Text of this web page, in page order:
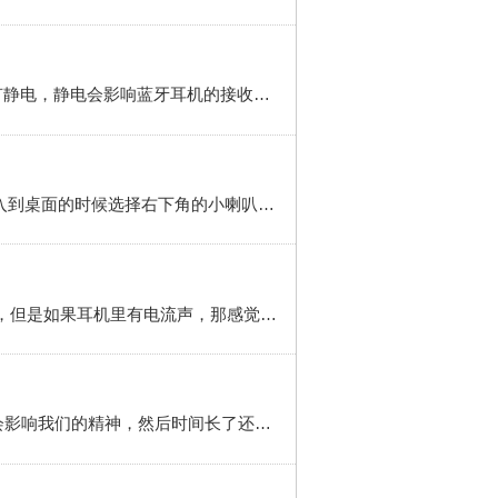
1 1、首先，蓝牙耳机会有电流声，原因1：有静电。 像冬天穿的衣服比较多，相互之间有摩擦，就会导致有静电，静电会影响蓝牙耳机的接收，导致有电流声 2 2、方法：减少穿毛衣类衣物，从而减少产生静电，这样就一定程度上避免蓝牙耳机有电流声 3 3、接入蓝牙耳机后，周围有电话拨出/拨入，影响蓝牙耳机接收附近的...
win10插入耳机后有电流声怎么办？请看下面的经验吧！工具/原料 win10 realtek音频管理器 方法/步骤 1 进入到桌面的时候选择右下角的小喇叭，里面有两个喇叭，选择realtek，右键点击。2 然后在弹出来的选项中选择音频设备这个标签。3 然后找到你正在播放的那个输出器，有多个播放设备的放个音乐看一下，哪一个在跳哪个就在起
耳机电流声怎么消除 简介 戴上耳机听音乐或者看电影既不会影响别人，又可以尽情享受多媒体带来的乐趣，但是如果耳机里有电流声，那感觉就很糟糕了，这种情况很多人都遇到过，虽然深受其扰，却不知道该怎么解决。耳机电流声怎么消除呢？工具/原料 耳机 声卡 方法/步骤 1 清理电脑系统垃圾。如果耳机只是在电脑上使用才...
Ps耳机的电流声纳是非常烦人的，然后我们想把它消除也不容易，这种电容声不仅会影响耳机的音质，还会影响我们的精神，然后时间长了还会对耳机不好 工具/原料 耳机 方法/步骤 1 然后那5个小马的修车首先要找查找原因，看是哪个问题，然后具体问题具体分析v 2 然后的我们，可以换一个耳机试试，如果是耳机有问题的话...